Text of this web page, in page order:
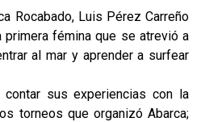
Rocabado, Luis Pérez Carreño
primera fémina que se atrevió a
al mar y aprender a surfear
sus experiencias con la
torneos que organizó Abarca;